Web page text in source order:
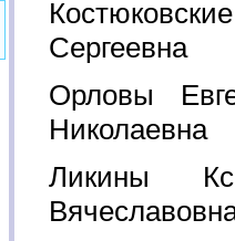
Сергеевна
Орловы
Николаевна
Ликины